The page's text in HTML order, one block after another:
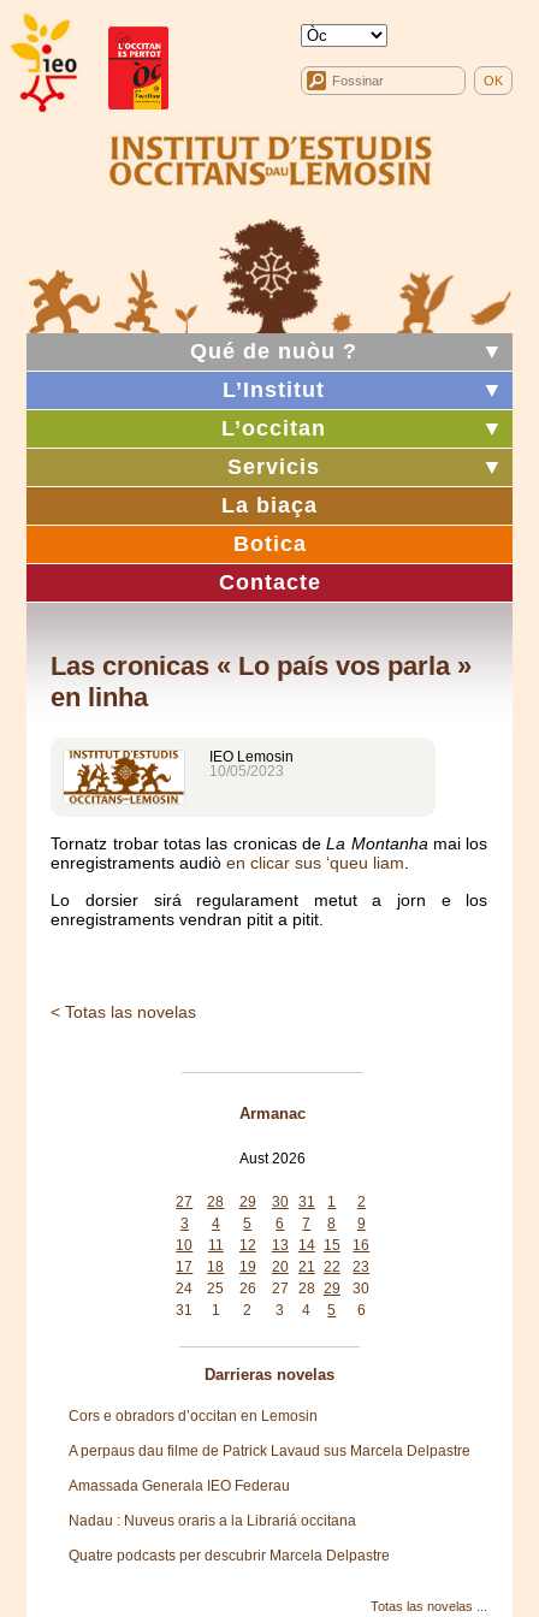
Qué de nuòu ?
▼
L’Institut
▼
L’occitan
▼
Servicis
▼
La biaça
Botica
Contacte
Las cronicas « Lo país vos parla »
en linha
IEO Lemosin
10/05/2023
Tornatz trobar totas las cronicas deLa Montanhamai los
enregistraments audiòen clicar sus ‘queu liam.
Lo dorsier sirá regularament metut a jorn e los
enregistraments vendran pitit a pitit.
< Totas las novelas
Armanac
Aust 2026
27
28 29 30 31 1
2
3
4 5 6 7 8
9
10
11 12 13 14 15
16
17
18 19 20 21 22
23
24
25 26 27 28 29
30
31
1 2 3 4 5 6
Darrieras novelas
Cors e obradors d’occitan en Lemosin
A perpaus dau filme de Patrick Lavaud sus Marcela Delpastre
Amassada Generala IEO Federau
Nadau : Nuveus oraris a la Librariá occitana
Quatre podcasts per descubrir Marcela Delpastre
Totas las novelas ...